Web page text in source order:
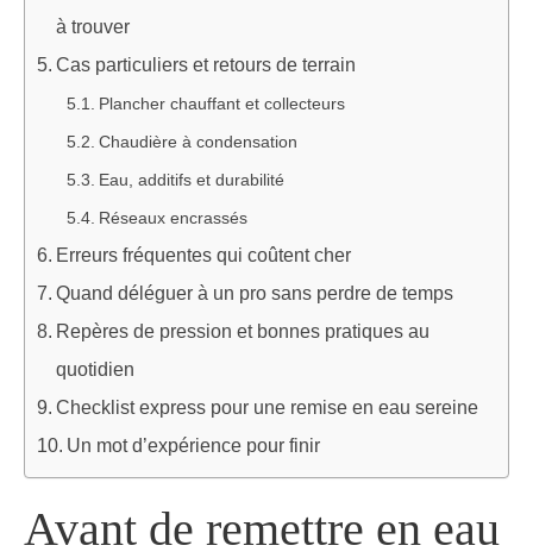
à trouver
Cas particuliers et retours de terrain
Plancher chauffant et collecteurs
Chaudière à condensation
Eau, additifs et durabilité
Réseaux encrassés
Erreurs fréquentes qui coûtent cher
Quand déléguer à un pro sans perdre de temps
Repères de pression et bonnes pratiques au
quotidien
Checklist express pour une remise en eau sereine
Un mot d’expérience pour finir
Avant de remettre en eau